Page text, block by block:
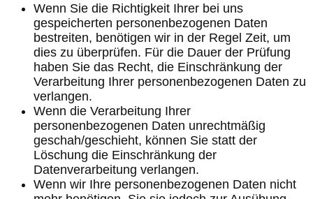
Wenn Sie die Richtigkeit Ihrer bei uns
gespeicherten personenbezogenen Daten
bestreiten, benötigen wir in der Regel Zeit, um
dies zu überprüfen. Für die Dauer der Prüfung
haben Sie das Recht, die Einschränkung der
Verarbeitung Ihrer personenbezogenen Daten zu
verlangen.
Wenn die Verarbeitung Ihrer
personenbezogenen Daten unrechtmäßig
geschah/geschieht, können Sie statt der
Löschung die Einschränkung der
Datenverarbeitung verlangen.
Wenn wir Ihre personenbezogenen Daten nicht